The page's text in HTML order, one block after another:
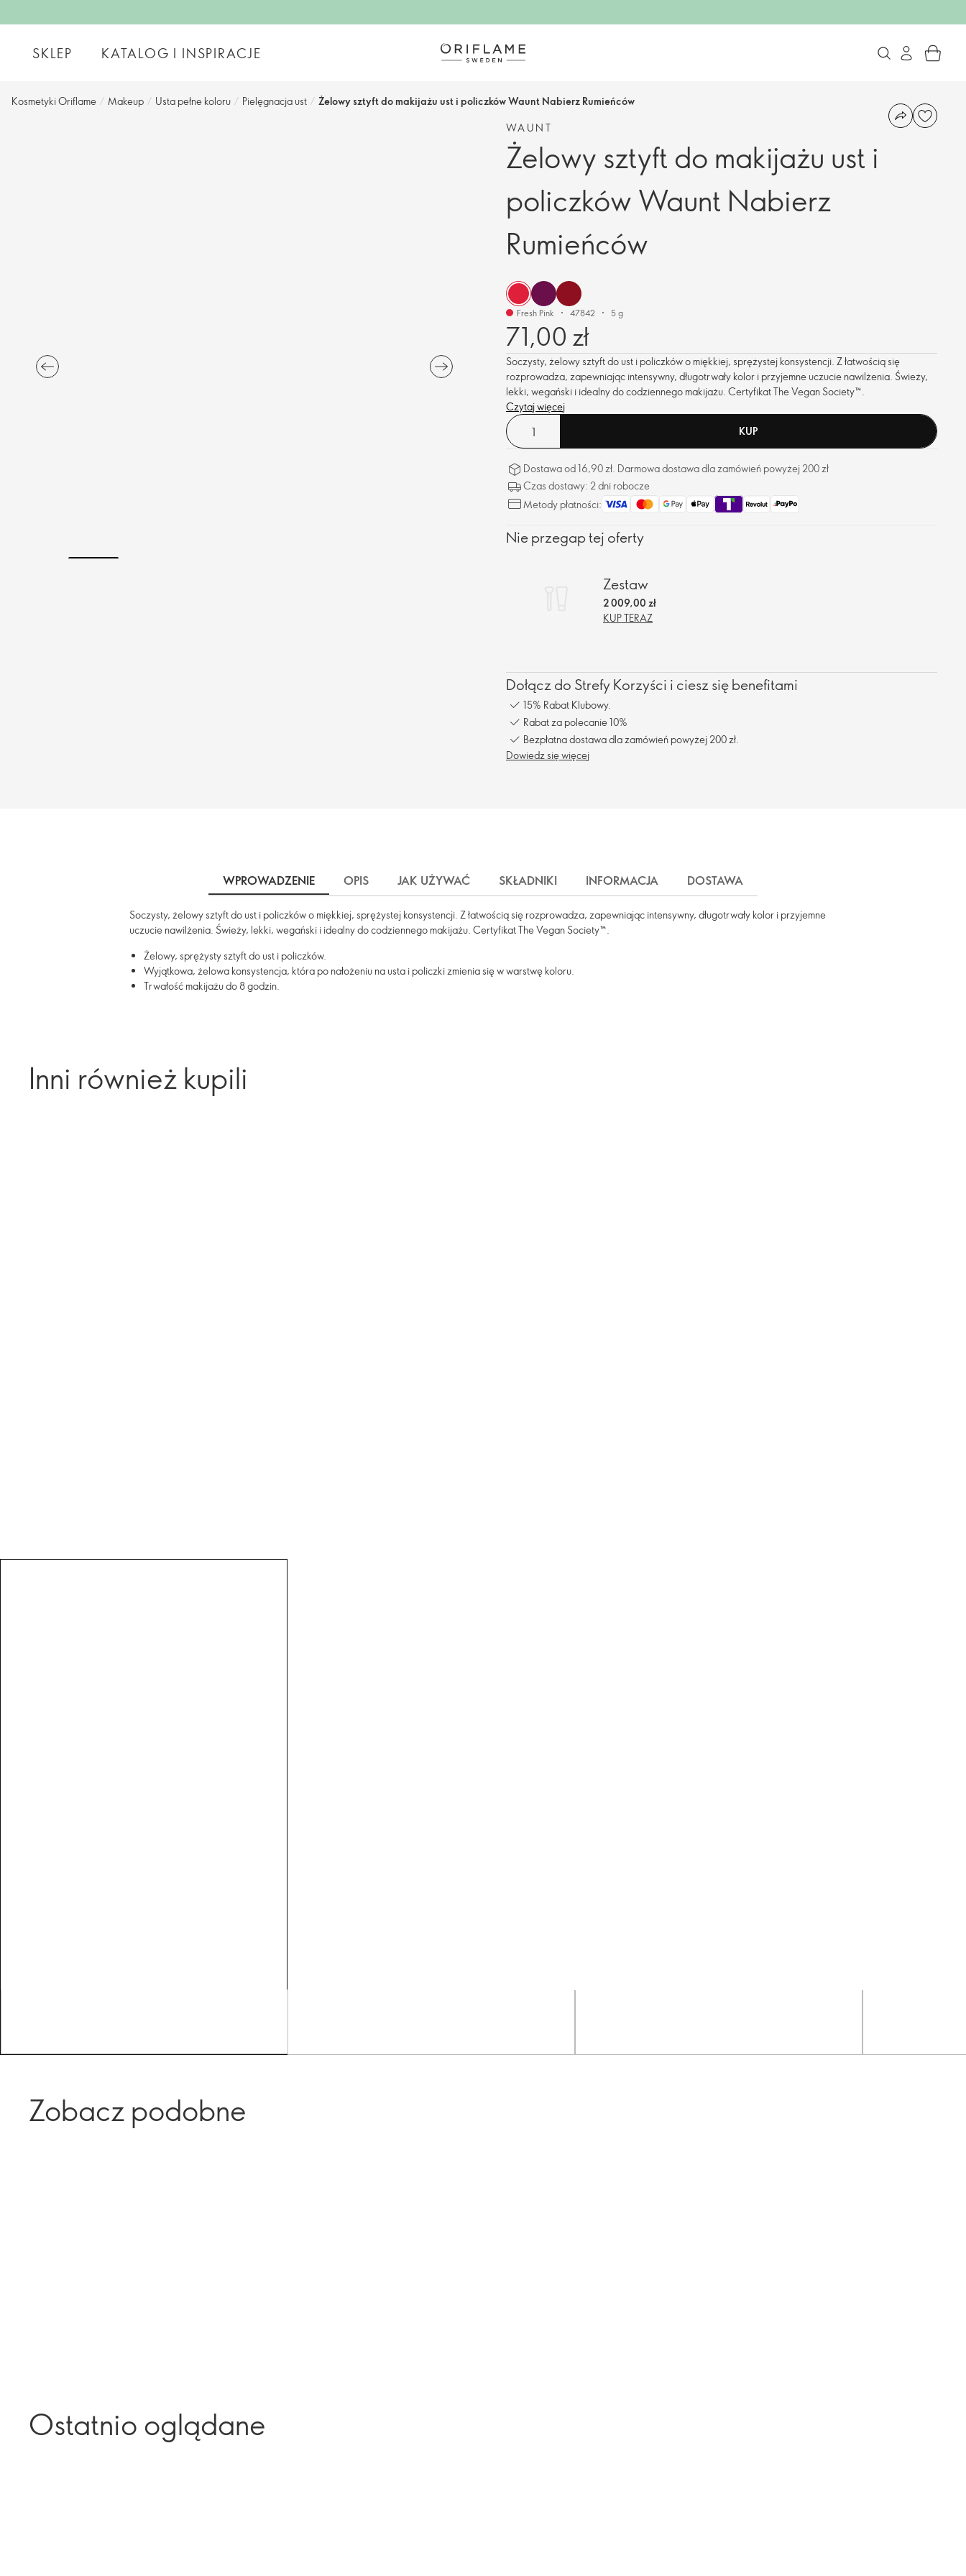
SKLEP KATALOG I INSPIRACJE
Kosmetyki Oriflame / Makeup / Usta pełne koloru / Pielęgnacja ust / Żelowy sztyft do makijażu ust i policzków Waunt Nabierz Rumieńców
WAUNT
Żelowy sztyft do makijażu ust i
policzków Waunt Nabierz
Rumieńców
Fresh Pink 47842 5 g
71,00 zł
Soczysty, żelowy sztyft do ust i policzków o miękkiej, sprężystej konsystencji. Z łatwością się
rozprowadza, zapewniając intensywny, długotrwały kolor i przyjemne uczucie nawilżenia. Świeży,
lekki, wegański i idealny do codziennego makijażu. Certyfikat The Vegan Society™.
Czytaj więcej
KUP
Dostawa od 16,90 zł. Darmowa dostawa dla zamówień powyżej 200 zł
Czas dostawy: 2 dni robocze
Metody płatności:
Nie przegap tej oferty
Zestaw
2 009,00 zł
KUP TERAZ
Dołącz do Strefy Korzyści i ciesz się benefitami
15% Rabat Klubowy.
Rabat za polecanie 10%
Bezpłatna dostawa dla zamówień powyżej 200 zł.
Dowiedz się więcej
WPROWADZENIE OPIS JAK UŻYWAĆ SKŁADNIKI INFORMACJA DOSTAWA
Soczysty, żelowy sztyft do ust i policzków o miękkiej, sprężystej konsystencji. Z łatwością się rozprowadza, zapewniając intensywny, długotrwały kolor i przyjemne
uczucie nawilżenia. Świeży, lekki, wegański i idealny do codziennego makijażu. Certyfikat The Vegan Society™.
Żelowy, sprężysty sztyft do ust i policzków.
Wyjątkowa, żelowa konsystencja, która po nałożeniu na usta i policzki zmienia się w warstwę koloru.
Trwałość makijażu do 8 godzin.
Inni również kupili
Zobacz podobne
Ostatnio oglądane